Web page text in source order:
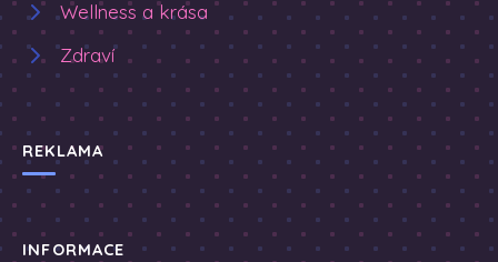
Wellness a krása
Zdraví
REKLAMA
INFORMACE